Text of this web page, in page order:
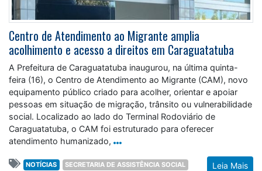
Centro de Atendimento ao Migrante amplia
acolhimento e acesso a direitos em Caraguatatuba
A Prefeitura de Caraguatatuba inaugurou, na última quinta-
feira (16), o Centro de Atendimento ao Migrante (CAM), novo
equipamento público criado para acolher, orientar e apoiar
pessoas em situação de migração, trânsito ou vulnerabilidade
social. Localizado ao lado do Terminal Rodoviário de
Caraguatatuba, o CAM foi estruturado para oferecer
atendimento humanizado,
Leia Mais
NOTÍCIAS
SECRETARIA DE ASSISTÊNCIA SOCIAL